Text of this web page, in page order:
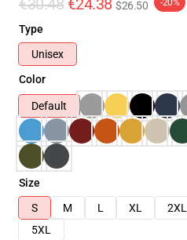
€30.48 €24.38 $26.50 -20%
Type
Unisex
Color
Default
Size
S
M L XL 2XL
5XL